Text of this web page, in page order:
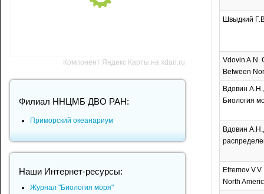
Швыдкий
Vdovin A.N.
Between
Вдовин
Биология
Вдовин
Efremov
North
Компонент Яндекс Карты на xdan.ru
Филиал ННЦМБ ДВО РАН:
Приморский океанариум
Наши Интернет-ресурсы:
Журнал "Биология моря"